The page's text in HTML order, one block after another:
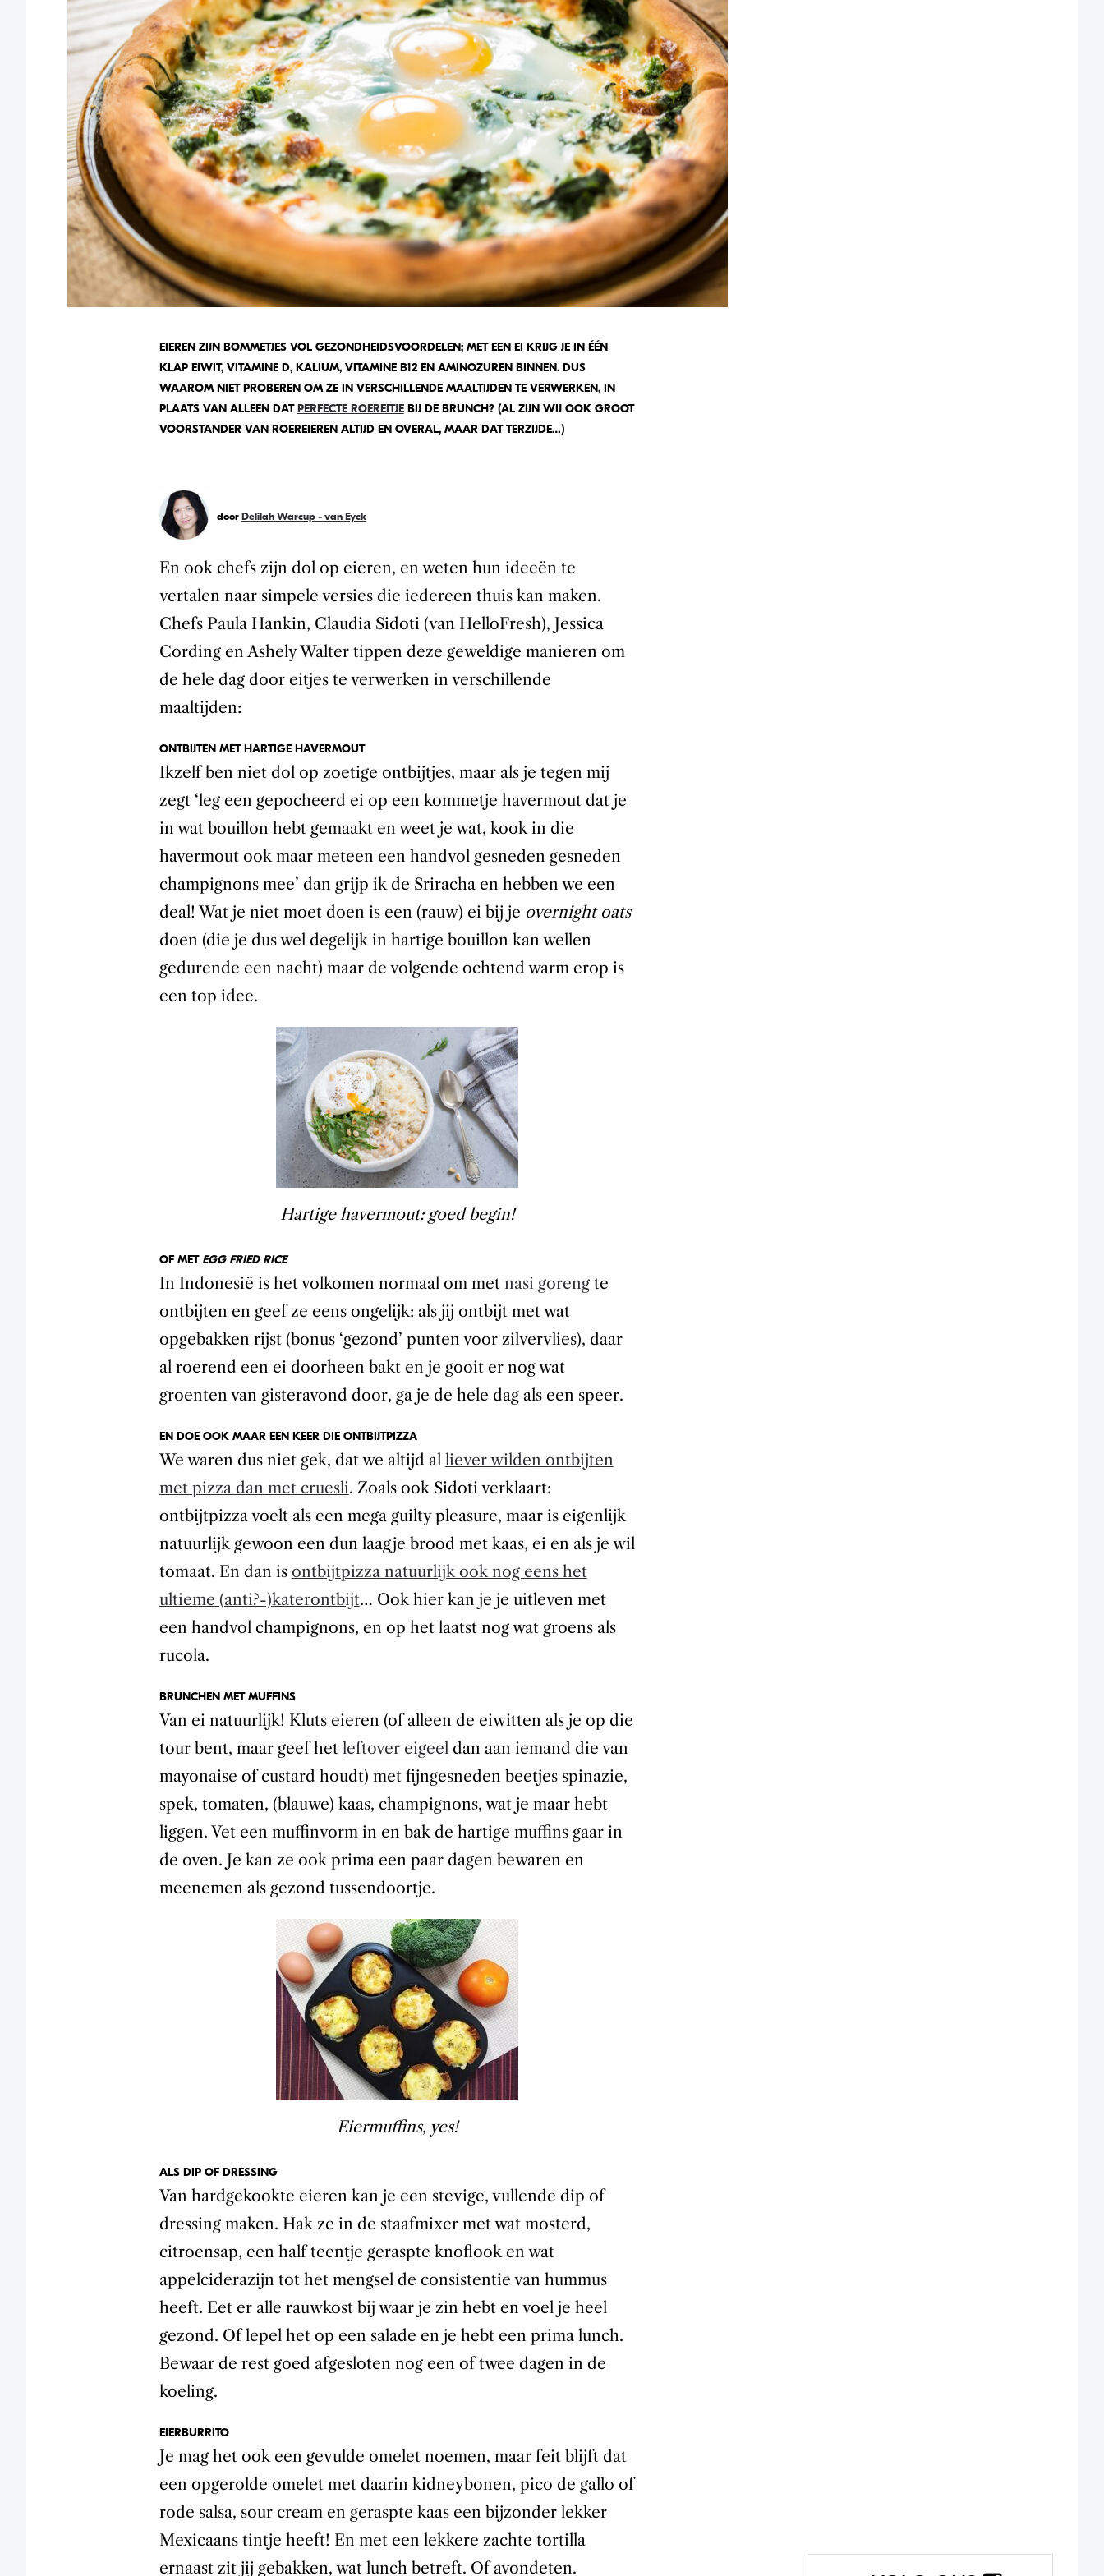
EIEREN ZIJN BOMMETJES VOL GEZONDHEIDSVOORDELEN; MET EEN EI KRIJG JE IN ÉÉN
KLAP EIWIT, VITAMINE D, KALIUM, VITAMINE B12 EN AMINOZUREN BINNEN. DUS
WAAROM NIET PROBEREN OM ZE IN VERSCHILLENDE MAALTIJDEN TE VERWERKEN, IN
PLAATS VAN ALLEEN DATPERFECTE ROEREITJEBIJ DE BRUNCH? (AL ZIJN WIJ OOK GROOT
VOORSTANDER VAN ROEREIEREN ALTIJD EN OVERAL, MAAR DAT TERZIJDE…)
door Delilah Warcup - van Eyck
En ook chefs zijn dol op eieren, en weten hun ideeën te
vertalen naar simpele versies die iedereen thuis kan maken.
Chefs Paula Hankin, Claudia Sidoti (van HelloFresh), Jessica
Cording en Ashely Walter tippen deze geweldige manieren om
de hele dag door eitjes te verwerken in verschillende
maaltijden:
ONTBIJTEN MET HARTIGE HAVERMOUT
Ikzelf ben niet dol op zoetige ontbijtjes, maar als je tegen mij
zegt ‘leg een gepocheerd ei op een kommetje havermout dat je
in wat bouillon hebt gemaakt en weet je wat, kook in die
havermout ook maar meteen een handvol gesneden gesneden
champignons mee’ dan grijp ik de Sriracha en hebben we een
deal! Wat je niet moet doen is een (rauw) ei bij je overnight oats
doen (die je dus wel degelijk in hartige bouillon kan wellen
gedurende een nacht) maar de volgende ochtend warm erop is
een top idee.
Hartige havermout: goed begin!
OF MET EGG FRIED RICE
In Indonesië is het volkomen normaal om met nasi gorengte
ontbijten en geef ze eens ongelijk: als jij ontbijt met wat
opgebakken rijst (bonus ‘gezond’ punten voor zilvervlies), daar
al roerend een ei doorheen bakt en je gooit er nog wat
groenten van gisteravond door, ga je de hele dag als een speer.
EN DOE OOK MAAR EEN KEER DIE ONTBIJTPIZZA
We waren dus niet gek, dat we altijd al liever wilden ontbijten
met pizza dan met cruesli. Zoals ook Sidoti verklaart:
ontbijtpizza voelt als een mega guilty pleasure, maar is eigenlijk
natuurlijk gewoon een dun laagje brood met kaas, ei en als je wil
tomaat. En dan is ontbijtpizza natuurlijk ook nog eens het
ultieme (anti?-)katerontbijt… Ook hier kan je je uitleven met
een handvol champignons, en op het laatst nog wat groens als
rucola.
BRUNCHEN MET MUFFINS
Van ei natuurlijk! Kluts eieren (of alleen de eiwitten als je op die
tour bent, maar geef het leftover eigeeldan aan iemand die van
mayonaise of custard houdt) met fijngesneden beetjes spinazie,
spek, tomaten, (blauwe) kaas, champignons, wat je maar hebt
liggen. Vet een muffinvorm in en bak de hartige muffins gaar in
de oven. Je kan ze ook prima een paar dagen bewaren en
meenemen als gezond tussendoortje.
Eiermuffins, yes!
ALS DIP OF DRESSING
Van hardgekookte eieren kan je een stevige, vullende dip of
dressing maken. Hak ze in de staafmixer met wat mosterd,
citroensap, een half teentje geraspte knoflook en wat
appelciderazijn tot het mengsel de consistentie van hummus
heeft. Eet er alle rauwkost bij waar je zin hebt en voel je heel
gezond. Of lepel het op een salade en je hebt een prima lunch.
Bewaar de rest goed afgesloten nog een of twee dagen in de
koeling.
EIERBURRITO
Je mag het ook een gevulde omelet noemen, maar feit blijft dat
een opgerolde omelet met daarin kidneybonen, pico de gallo of
rode salsa, sour cream en geraspte kaas een bijzonder lekker
Mexicaans tintje heeft! En met een lekkere zachte tortilla
ernaast zit jij gebakken, wat lunch betreft. Of avondeten.